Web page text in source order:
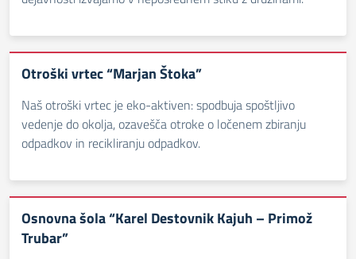
Otroški vrtec “Marjan Štoka”
Naš otroški vrtec je eko-aktiven: spodbuja spoštljivo
vedenje do okolja, ozavešča otroke o ločenem zbiranju
odpadkov in recikliranju odpadkov.
Osnovna šola “Karel Destovnik Kajuh – Primož
Trubar”